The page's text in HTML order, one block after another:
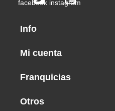
encantados de asesorarle.
Info
Mi cuenta
Franquicias
Otros